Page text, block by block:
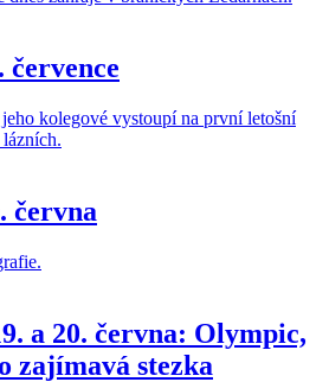
července
června
a 20. června: Olympic,
zajímavá stezka